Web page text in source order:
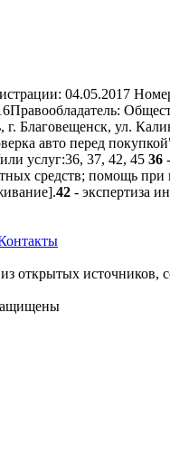
04.05.2017
Правообладатель:
г. Благовещенск, ул.
авто перед
услуг:36, 37, 42, 45 36
средств; помощь
42 - экспертиза
открытых источников,